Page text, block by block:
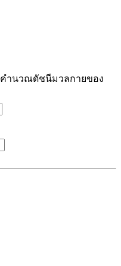
ำนวณดัชนีมวลกายของ